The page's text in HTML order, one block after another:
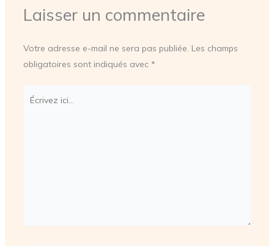
Laisser un commentaire
Votre adresse e-mail ne sera pas publiée. Les champs
obligatoires sont indiqués avec *